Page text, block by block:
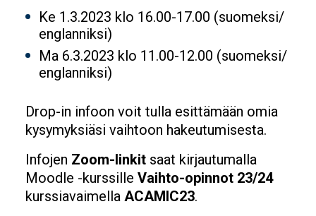
Ke 1.3.2023 klo 16.00-17.00 (suomeksi/
englanniksi)
Ma 6.3.2023 klo 11.00-12.00 (suomeksi/
englanniksi)
Drop-in infoon voit tulla esittämään omia
kysymyksiäsi vaihtoon hakeutumisesta.
Infojen Zoom-linkit saat kirjautumalla
Moodle -kurssille Vaihto-opinnot 23/24
kurssiavaimella ACAMIC23.